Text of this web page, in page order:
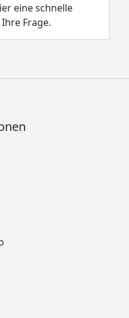
eine schnelle
Frage.